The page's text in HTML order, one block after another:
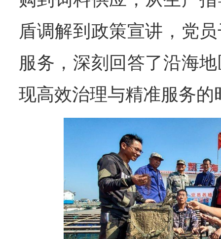
盾调解到政策宣讲，党
服务，深刻回答了沿海
现高效治理与精准服务的